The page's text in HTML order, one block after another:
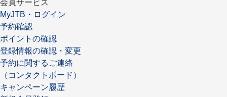
会員サービス
MyJTB・ログイン
予約確認
ポイントの確認
登録情報の確認・変更
予約に関するご連絡
（コンタクトボード）
キャンペーン履歴
出発地とエリア
出発月
1月
出発地とエリア
出発月
冬の国内旅行